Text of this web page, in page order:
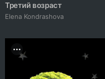
Третий возраст
Elena Kondrashova